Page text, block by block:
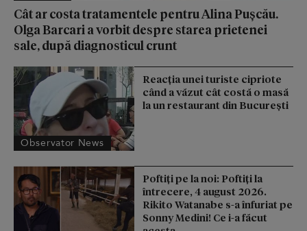
Cât ar costa tratamentele pentru Alina Pușcău.
Olga Barcari a vorbit despre starea prietenei
sale, după diagnosticul crunt
Observator News
Reacţia unei turiste cipriote
când a văzut cât costă o masă
la un restaurant din Bucureşti
Poftiți pe la noi: Poftiți la
întrecere, 4 august 2026.
Rikito Watanabe s-a înfuriat pe
Sonny Medini! Ce i-a făcut